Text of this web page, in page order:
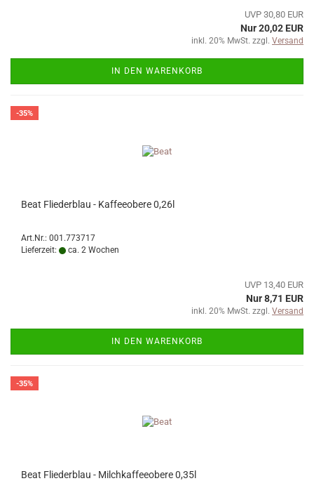
UVP 30,80 EUR
Nur 20,02 EUR
inkl. 20% MwSt. zzgl. Versand
IN DEN WARENKORB
-35%
Beat Fliederblau - Kaffeeobere 0,26l
Art.Nr.: 001.773717
Lieferzeit:
ca. 2 Wochen
UVP 13,40 EUR
Nur 8,71 EUR
inkl. 20% MwSt. zzgl. Versand
IN DEN WARENKORB
-35%
Beat Fliederblau - Milchkaffeeobere 0,35l